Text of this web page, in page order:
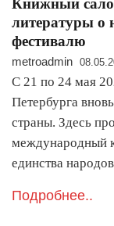
Книжный
литературы о
фестивалю
metroadmin
С 21 по 24 мая
Петербурга
страны. Здесь
международный
единства
Подробнее..